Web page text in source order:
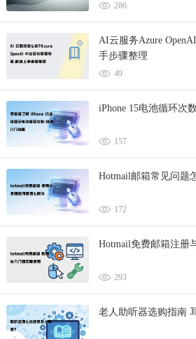
286
AI云服务Azure
手步骤整理
49
iPhone 15电池循环次
157
Hotmail邮箱常见问题
172
Hotmail免费邮箱注册
293
老人助听器选购指南